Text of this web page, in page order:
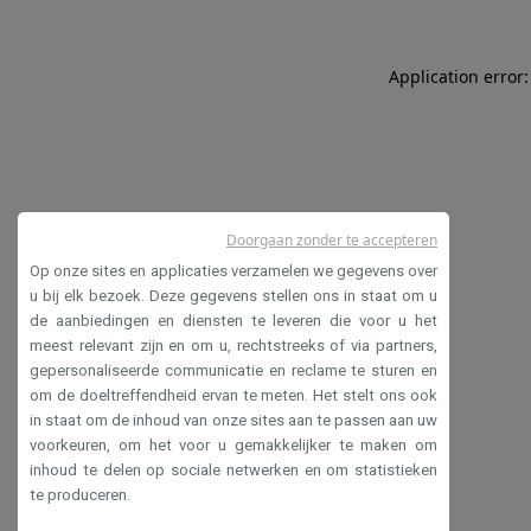
Application
Op onze sites en applicaties verzamelen we gegevens over
u bij elk bezoek. Deze gegevens stellen ons in staat om u
de aanbiedingen en diensten te leveren die voor u het
meest relevant zijn en om u, rechtstreeks of via partners,
gepersonaliseerde communicatie en reclame te sturen en
om de doeltreffendheid ervan te meten. Het stelt ons ook
in staat om de inhoud van onze sites aan te passen aan uw
voorkeuren, om het voor u gemakkelijker te maken om
inhoud te delen op sociale netwerken en om statistieken
te produceren.
Doorgaan zonder te accepteren